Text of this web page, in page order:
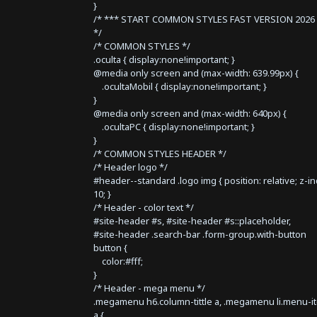
}
/* *** START COMMON STYLES FAST VERSION
*/
/* COMMON STYLES */
.oculta { display:none!important; }
@media only screen and (max-width: 639.99px) {
.ocultaMobil { display:none!important; }
}
@media only screen and (max-width: 640px) {
.ocultaPC { display:none!important; }
}
/* COMMON STYLES HEADER */
/* Header logo */
#header--standard .logo img { position: relative; z-
10; }
/* Header - color text */
#site-header #s, #site-header #s::placeholder,
#site-header .search-bar .form-group.with-button
button {
color:#fff;
}
/* Header - mega menu */
.megamenu h6.column-tittle a, .megamenu li.menu-